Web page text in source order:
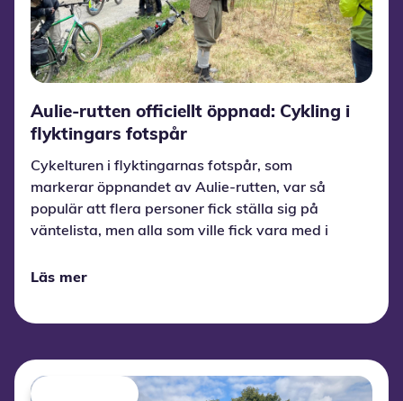
Aulie-rutten officiellt öppnad: Cykling i
flyktingars fotspår
Cykelturen i flyktingarnas fotspår, som
markerar öppnandet av Aulie-rutten, var så
populär att flera personer fick ställa sig på
väntelista, men alla som ville fick vara med i
Läs mer